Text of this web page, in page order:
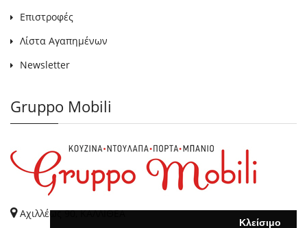
Κλείσιμο
Επιστροφές
Λίστα Αγαπημένων
Newsletter
Gruppo Mobili
Αχιλλέως 90, ΚΑΛΛΙΘΕΑ